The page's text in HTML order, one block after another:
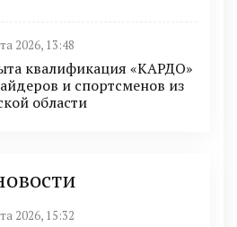
2026, 13:48
квалификация «КАРДО»
и спортсменов из
области
2026, 15:32